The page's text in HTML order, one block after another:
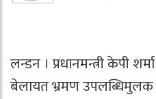
लन्डन । प्रधानमन्त्री केपी
बेलायत भ्रमण